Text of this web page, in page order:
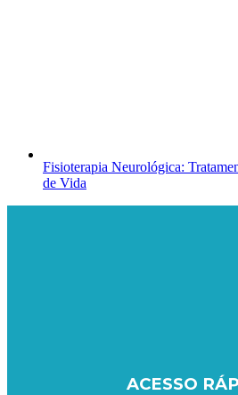
Fisioterapia Neurológica:
de Vida
ACESSO